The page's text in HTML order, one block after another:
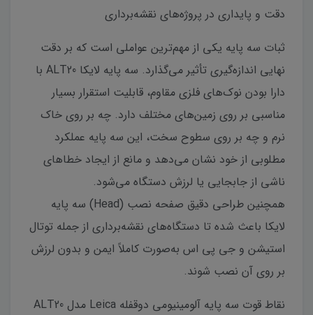
دقت و پایداری در پروژه‌های نقشه‌برداری
ثبات سه پایه یکی از مهم‌ترین عواملی است که بر دقت
نهایی اندازه‌گیری تأثیر می‌گذارد. سه پایه لایکا ALT20 با
دارا بودن نوک‌های فلزی مقاوم، قابلیت استقرار بسیار
مناسبی بر روی زمین‌های مختلف دارد. چه بر روی خاک
نرم و چه بر روی سطوح سخت، این سه پایه عملکرد
مطلوبی از خود نشان می‌دهد و مانع از ایجاد خطاهای
ناشی از جابجایی یا لرزش دستگاه می‌شود.
همچنین طراحی دقیق صفحه نصب (Head) سه پایه
لایکا باعث شده تا دستگاه‌های نقشه‌برداری از جمله توتال
استیشن و جی پی اس به‌صورت کاملاً ایمن و بدون لرزش
بر روی آن نصب شوند.
نقاط قوت سه پایه آلومینیومی دوقفله Leica مدل ALT20